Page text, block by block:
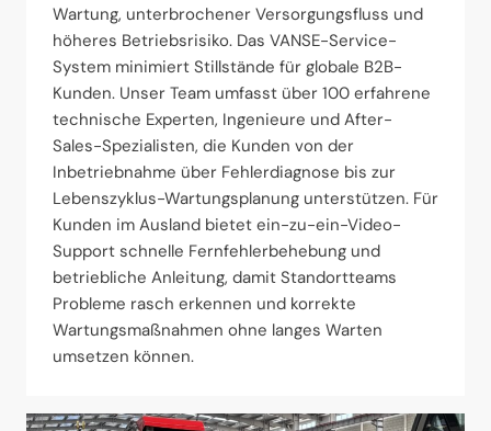
Wartung, unterbrochener Versorgungsfluss und
höheres Betriebsrisiko. Das VANSE-Service-
System minimiert Stillstände für globale B2B-
Kunden. Unser Team umfasst über 100 erfahrene
technische Experten, Ingenieure und After-
Sales-Spezialisten, die Kunden von der
Inbetriebnahme über Fehlerdiagnose bis zur
Lebenszyklus-Wartungsplanung unterstützen. Für
Kunden im Ausland bietet ein-zu-ein-Video-
Support schnelle Fernfehlerbehebung und
betriebliche Anleitung, damit Standortteams
Probleme rasch erkennen und korrekte
Wartungsmaßnahmen ohne langes Warten
umsetzen können.